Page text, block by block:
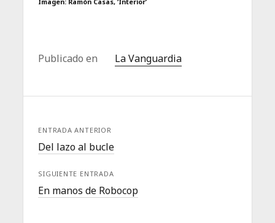
Imagen: Ramón Casas, ‘Interior’
Publicado en La Vanguardia
ENTRADA ANTERIOR
Del lazo al bucle
SIGUIENTE ENTRADA
En manos de Robocop